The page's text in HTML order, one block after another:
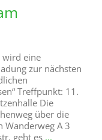
wird eine
zur nächsten
Treffpunkt: 11.
Die
über die
Wanderweg A 3
geht es ...